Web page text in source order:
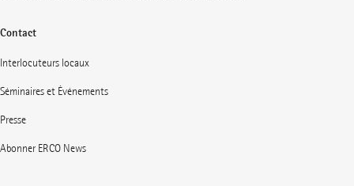
Contact
Interlocuteurs locaux
Séminaires et Événements
Presse
Abonner ERCO News